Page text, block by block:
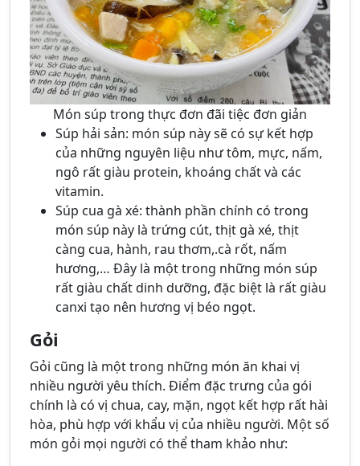
Món súp trong thực đơn đãi tiệc đơn giản
Súp hải sản: món súp này sẽ có sự kết hợp
của những nguyên liệu như tôm, mực, nấm,
ngô rất giàu protein, khoáng chất và các
vitamin.
Súp cua gà xé: thành phần chính có trong
món súp này là trứng cút, thịt gà xé, thịt
càng cua, hành, rau thơm,.cà rốt, nấm
hương,… Đây là một trong những món súp
rất giàu chất dinh dưỡng, đặc biệt là rất giàu
canxi tạo nên hương vị béo ngọt.
Gỏi
Gỏi cũng là một trong những món ăn khai vị
nhiều người yêu thích. Điểm đặc trưng của gói
chính là có vị chua, cay, mặn, ngọt kết hợp rất hài
hòa, phù hợp với khẩu vị của nhiều người. Một số
món gỏi mọi người có thể tham khảo như: